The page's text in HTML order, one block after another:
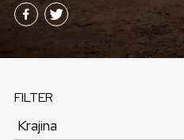
SLOVENSKO
SLOVENSKO
FILTER